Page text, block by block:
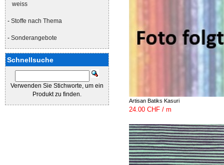
weiss
- Stoffe nach Thema
- Sonderangebote
Schnellsuche
Verwenden Sie Stichworte, um ein
Produkt zu finden.
Artisan Batiks Kasuri
24.00 CHF / m